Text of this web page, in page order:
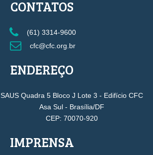
CONTATOS
(61) 3314-9600
cfc@cfc.org.br
ENDEREÇO
SAUS Quadra 5 Bloco J Lote 3 - Edifício CFC
Asa Sul - Brasília/DF
CEP: 70070-920
IMPRENSA